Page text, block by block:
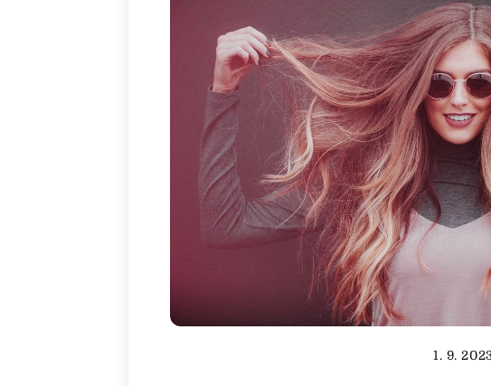
1. 9.